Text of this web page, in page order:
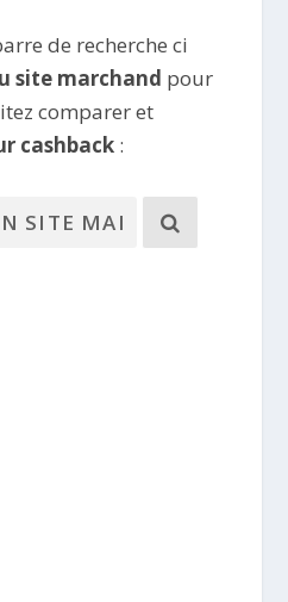
de recherche ci
site marchand pour
comparer et
cashback :